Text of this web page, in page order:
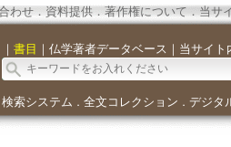
わせ． 資料提供． 著作権について．当サ
｜ 書目 ｜ 仏学著者データベース ｜ 当サイト
検索システム ． 全文コレクション ． デジタ